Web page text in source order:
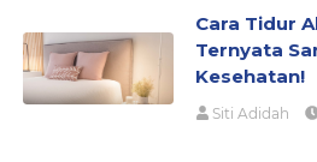
Cara Tidur
Ternyata
Kesehatan!
Siti Adidah